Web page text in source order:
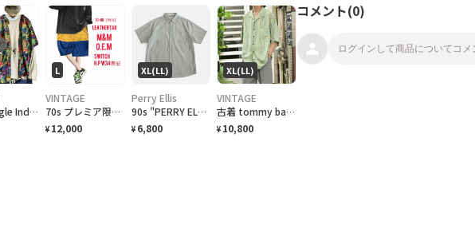
VEGA eagle Indian necklace vintageコイン
L
VINTAGE
70s プレミア限定m&m特注 レザータグ、大人 スイッチ ハーフパンツ w34
¥ 12,000
XL(LL)
Perry Ellis
90s "PERRY ELLIS" Rayon/Polyester S/S Check Shirt ペリーエリス レーヨン ポリチェックシャツ [XL]
¥ 6,800
XL(LL)
VINTAGE
古着 tommy bahama マルチストライプ 半袖シャツ シルクシャツ 黄緑
¥ 10,800
コメント(0)